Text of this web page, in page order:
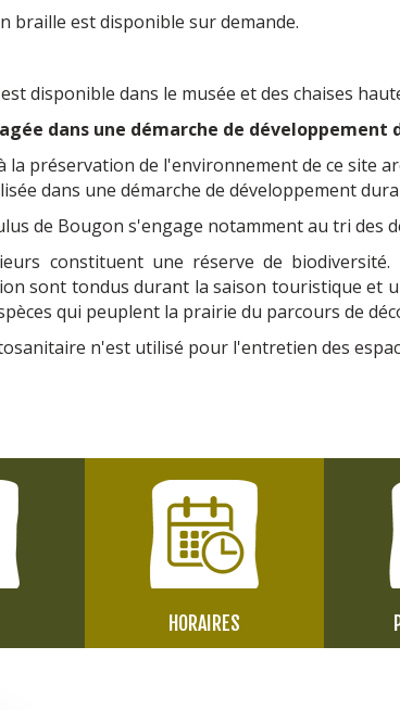
braille est disponible sur demande.
disponible dans le musée et des chaises
dans une démarche de développement
la préservation de l'environnement de ce site
dans une démarche de développement
de Bougon s'engage notamment au tri des
constituent une réserve de
sont tondus durant la saison touristique et
qui peuplent la prairie du parcours de
n'est utilisé pour l'entretien des
HORAIRES